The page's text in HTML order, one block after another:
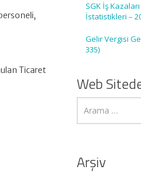
Ticaret
SGK İş
İstatistikleri –
Gelir Vergisi
335)
Web
Arşiv